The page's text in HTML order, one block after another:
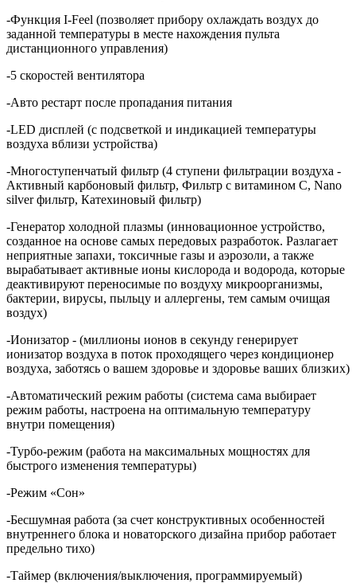
-Функция I-Feel (позволяет прибору охлаждать воздух до
заданной температуры в месте нахождения пульта
дистанционного управления)
-5 скоростей вентилятора
-Авто рестарт после пропадания питания
-LED дисплей (с подсветкой и индикацией температуры
воздуха вблизи устройства)
-Многоступенчатый фильтр (4 ступени фильтрации воздуха -
Активный карбоновый фильтр, Фильтр с витамином С, Nano
silver фильтр, Катехиновый фильтр)
-Генератор холодной плазмы (инновационное устройство,
созданное на основе самых передовых разработок. Разлагает
неприятные запахи, токсичные газы и аэрозоли, а также
вырабатывает активные ионы кислорода и водорода, которые
деактивируют переносимые по воздуху микроорганизмы,
бактерии, вирусы, пыльцу и аллергены, тем самым очищая
воздух)
-Ионизатор - (миллионы ионов в секунду генерирует
ионизатор воздуха в поток проходящего через кондиционер
воздуха, заботясь о вашем здоровье и здоровье ваших близких)
-Автоматический режим работы (система сама выбирает
режим работы, настроена на оптимальную температуру
внутри помещения)
-Турбо-режим (работа на максимальных мощностях для
быстрого изменения температуры)
-Режим «Сон»
-Бесшумная работа (за счет конструктивных особенностей
внутреннего блока и новаторского дизайна прибор работает
предельно тихо)
-Таймер (включения/выключения, программируемый)